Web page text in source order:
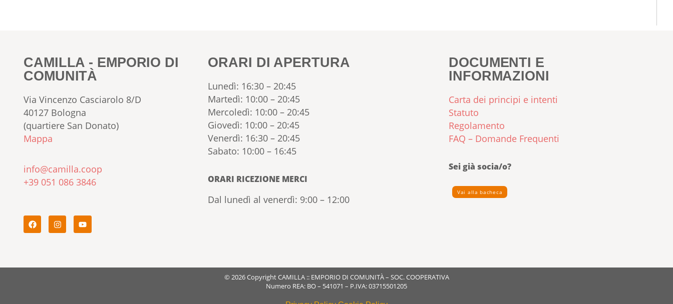
CAMILLA - EMPORIO DI
COMUNITÀ
Via Vincenzo Casciarolo 8/D
40127 Bologna
(quartiere San Donato)
Mappa
info@camilla.coop
+39 051 086 3846
ORARI DI APERTURA
Lunedì: 16:30 – 20:45
Martedì: 10:00 – 20:45
Mercoledì: 10:00 – 20:45
Giovedì: 10:00 – 20:45
Venerdì: 16:30 – 20:45
Sabato: 10:00 – 16:45
ORARI RICEZIONE MERCI
Dal lunedì al venerdì: 9:00 – 12:00
DOCUMENTI E
INFORMAZIONI
Carta dei principi e intenti
Statuto
Regolamento
FAQ – Domande Frequenti
Sei già socia/o?
Vai alla bacheca
© 2026 Copyright CAMILLA :: EMPORIO DI COMUNITÀ – SOC. COOPERATIVA
Numero REA: BO – 541071 – P.IVA: 03715501205